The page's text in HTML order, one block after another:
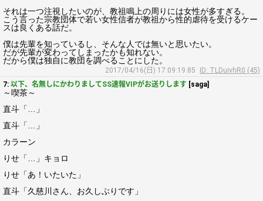
それは一つ注視したいのが、教祖鳴上の周りには女性が多すぎる。
こう言った宗教団体で若い女性信者が教祖から性的虐待を受けるケー
スは良くある話だ。
僕は先輩を知っているし、そんな人では無いと思いたい。
だが先輩が変わってしまったかも知れない。
だから僕は独自に教団を調べることにした。
2017/04/16(日) 17:09:19.85
ID: TLDuivhR0 (45)
7: 以下、名無しにかわりましてSS速報VIPがお送りします [saga]
～喫茶～
直斗「…」
直斗「…」
カラーン
りせ「…」キョロ
りせ「あ！いたいた」
直斗「久慈川さん、お久しぶりです」